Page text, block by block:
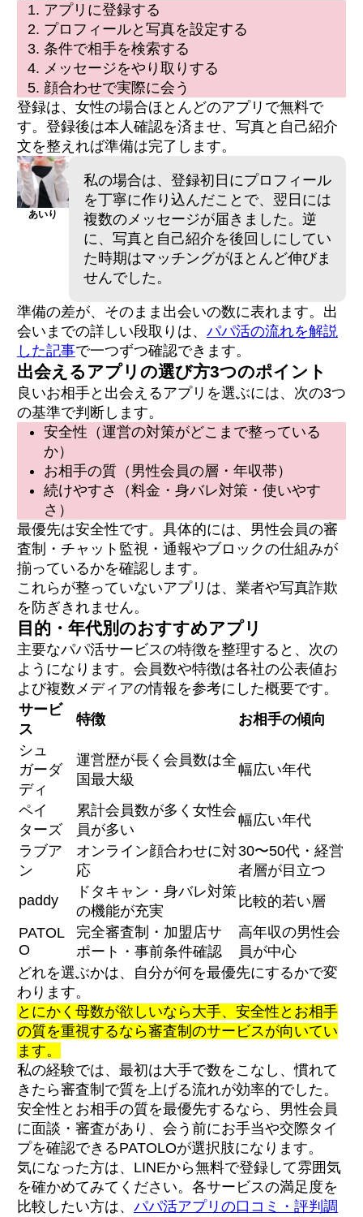
アプリに登録する
プロフィールと写真を設定する
条件で相手を検索する
メッセージをやり取りする
顔合わせで実際に会う
登録は、女性の場合ほとんどのアプリで無料で
す。登録後は本人確認を済ませ、写真と自己紹介
文を整えれば準備は完了します。
あいり
私の場合は、登録初日にプロフィール
を丁寧に作り込んだことで、翌日には
複数のメッセージが届きました。逆
に、写真と自己紹介を後回しにしてい
た時期はマッチングがほとんど伸びま
せんでした。
準備の差が、そのまま出会いの数に表れます。出
会いまでの詳しい段取りは、 パパ活の流れを解説
した記事で一つずつ確認できます。
出会えるアプリの選び方3つのポイント
良いお相手と出会えるアプリを選ぶには、次の3つ
の基準で判断します。
安全性（運営の対策がどこまで整っている
か）
お相手の質（男性会員の層・年収帯）
続けやすさ（料金・身バレ対策・使いやす
さ）
最優先は安全性です。具体的には、男性会員の審
査制・チャット監視・通報やブロックの仕組みが
揃っているかを確認します。
これらが整っていないアプリは、業者や写真詐欺
を防ぎきれません。
目的・年代別のおすすめアプリ
主要なパパ活サービスの特徴を整理すると、次の
ようになります。会員数や特徴は各社の公表値お
よび複数メディアの情報を参考にした概要です。
サービ
ス
特徴
お相手の傾向
シュ
ガーダ
ディ
運営歴が長く会員数は全
国最大級
幅広い年代
ペイ
ターズ
累計会員数が多く女性会
員が多い
幅広い年代
ラブア
ン
オンライン顔合わせに対
応
30〜50代・経営
者層が目立つ
paddy
ドタキャン・身バレ対策
の機能が充実
比較的若い層
PATOL
O
完全審査制・加盟店サ
ポート・事前条件確認
高年収の男性会
員が中心
どれを選ぶかは、自分が何を最優先にするかで変
わります。
とにかく母数が欲しいなら大手、安全性とお相手
の質を重視するなら審査制のサービスが向いてい
ます。
私の経験では、最初は大手で数をこなし、慣れて
きたら審査制で質を上げる流れが効率的でした。
安全性とお相手の質を最優先するなら、男性会員
に面談・審査があり、会う前にお手当や交際タイ
プを確認できるPATOLOが選択肢になります。
気になった方は、LINEから無料で登録して雰囲気
を確かめてみてください。各サービスの満足度を
比較したい方は、 パパ活アプリの口コミ・評判調